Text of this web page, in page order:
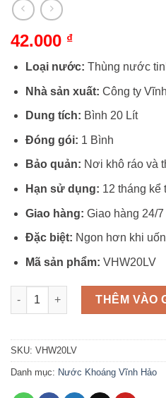
42.000 ₫
Loại nước: Thùng nước
Nhà sản xuất: Công ty
Dung tích: Bình 20 Lít
Đóng gói: 1 Bình
Bảo quản: Nơi khô ráo và
Hạn sử dụng: 12 tháng kể
Giao hàng: Giao hàng 24/
Đặc biệt: Ngon hơn khi
Mã sản phẩm: VHW20LV
Nước Tinh Khiết Vihawa Bình
THÊM VÀO
SKU: VHW20LV
Danh mục: Nước Khoáng Vĩnh Hảo